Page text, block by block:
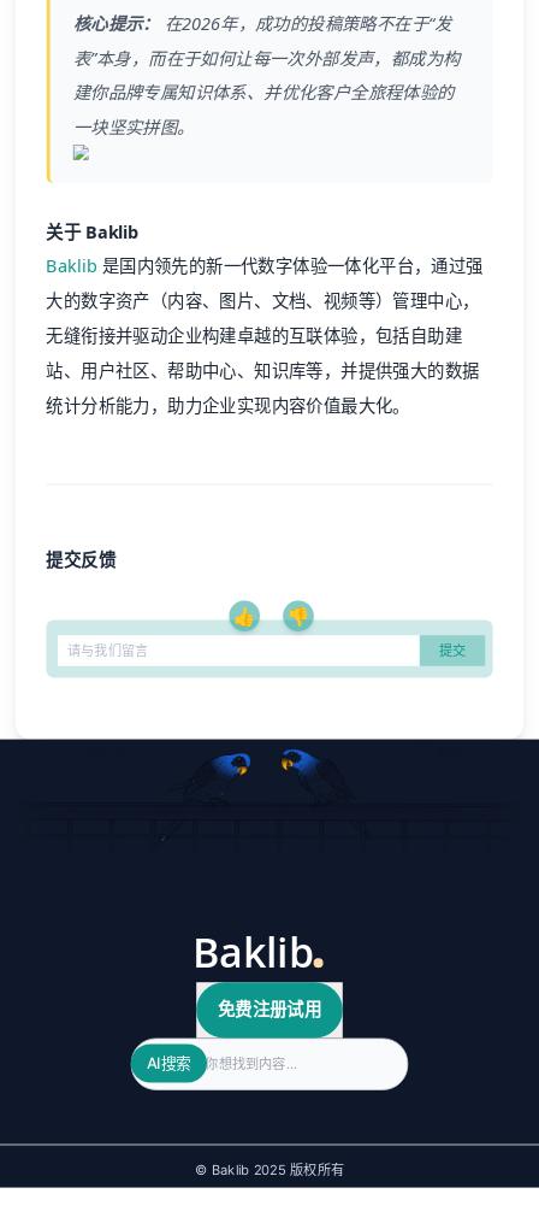
核心提示： 在2026年，成功的投稿策略不在于“发
表”本身，而在于如何让每一次外部发声，都成为构
建你品牌专属知识体系、并优化客户全旅程体验的
一块坚实拼图。
关于 Baklib
Baklib 是国内领先的新一代数字体验一体化平台，通过强
大的数字资产（内容、图片、文档、视频等）管理中心，
无缝衔接并驱动企业构建卓越的互联体验，包括自助建
站、用户社区、帮助中心、知识库等，并提供强大的数据
统计分析能力，助力企业实现内容价值最大化。
提交反馈
👍 👎
免费注册试用
Search
AI搜索
© Baklib 2025 版权所有